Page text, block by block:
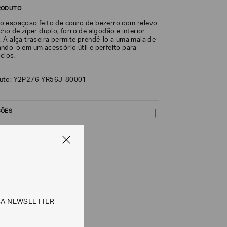
espaçoso feito de couro de bezerro com relevo
de zíper duplo, forro de algodão e interior
A alça traseira permite prendê-lo a uma mala de
o em um acessório útil e perfeito para
Y2P276-YR56J-80001
NEWSLETTER